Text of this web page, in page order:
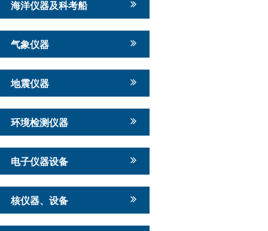
海洋仪器及科考船
气象仪器
地震仪器
环境检测仪器
电子仪器设备
核仪器、设备